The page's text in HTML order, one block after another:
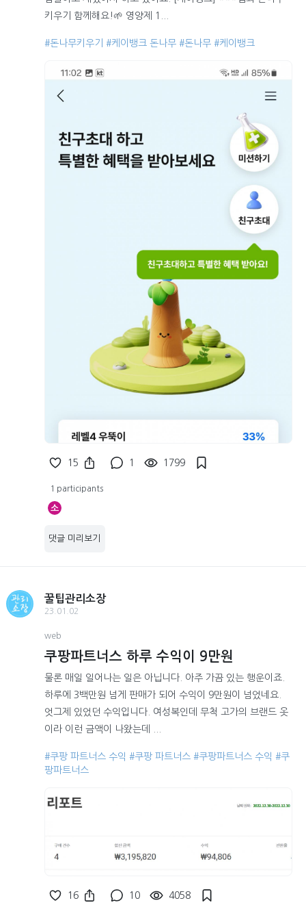
키우기 함께해요!🌱 영양제 1...
#돈나무키우기 #케이뱅크 돈나무 #돈나무 #케이뱅크
15 1 1799
1 participants
소
댓글 미리보기
꿀팁관리소장
23.01.02
web
쿠팡파트너스 하루 수익이 9만원
물론 매일 일어나는 일은 아닙니다. 아주 가끔 있는 행운이죠.
하루에 3백만원 넘게 판매가 되어 수익이 9만원이 넘었네요.
엇그제 있었던 수익입니다. 여성복인데 무척 고가의 브랜드 옷
이라 이런 금액이 나왔는데 ...
#쿠팡 파트너스 수익 #쿠팡 파트너스 #쿠팡파트너스 수익 #쿠
팡파트너스
16 10 4058